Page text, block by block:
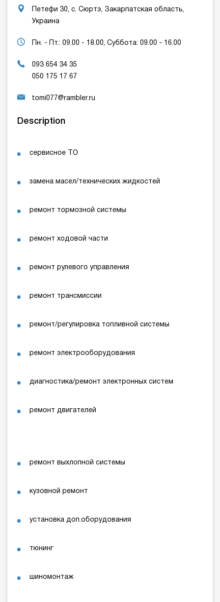
Петефи 30, с. Сюртэ, Закарпатская область,
Украина
Пн. - Пт.: 09.00 - 18.00, Суббота: 09.00 - 16.00
093 654 34 35
050 175 17 67
tomi077@rambler.ru
Description
сервисное ТО
замена масел/технических жидкостей
ремонт тормозной системы
ремонт ходовой части
ремонт рулевого управления
ремонт трансмиссии
ремонт/регулировка топливной системы
ремонт электрооборудования
диагностика/ремонт электронных систем
ремонт двигателей
ремонт выхлопной системы
кузовной ремонт
установка доп.оборудования
тюнинг
шиномонтаж